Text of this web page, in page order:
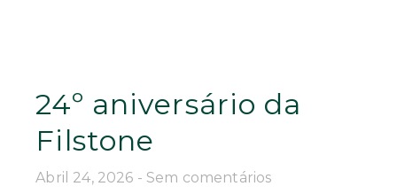
24º aniversário da
Filstone
Abril 24, 2026 Sem comentários